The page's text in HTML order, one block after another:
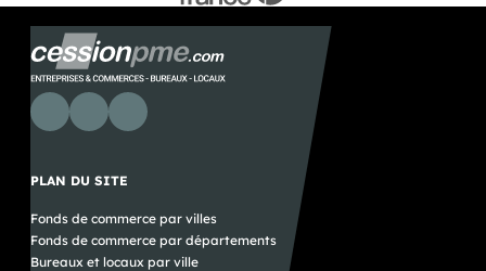
PLAN DU SITE
Fonds de commerce par villes
Fonds de commerce par départements
Bureaux et locaux par ville